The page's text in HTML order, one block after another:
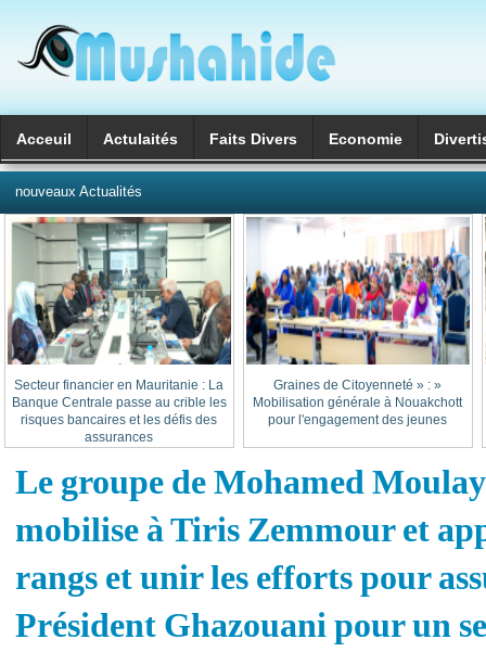
Acceuil Actulaités Faits Divers Economie
nouveaux Actualités
« Graines de Citoyenneté » :
Mobilisation générale à Nouakchott
pour l'engagement des jeunes
Secteur financier en Mauritanie : La
Banque Centrale passe au crible les
risques bancaires et les défis des
assurances
Le groupe de Mohamed
mobilise à Tiris Zemmour et
rangs et unir les efforts pour
Président Ghazouani pour un